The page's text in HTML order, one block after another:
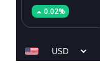
0.02%